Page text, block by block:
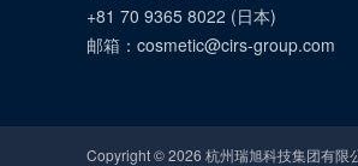
+81 70 9365 8022 (日本)
邮箱： cosmetic@cirs-group.com
Copyright ©2026 杭州瑞旭科技集团有限